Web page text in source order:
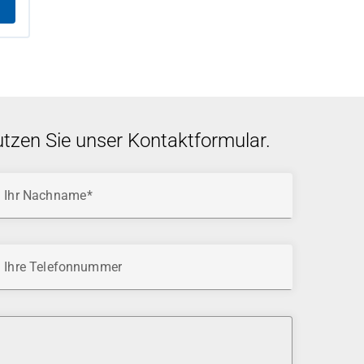
Sie unser Kontaktformular.
Ihr Nachname
Ihre Telefonnummer